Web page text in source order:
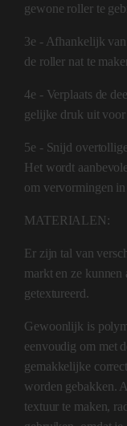
gewone roller te
3e - Afhankelijk
de roller nat te
4e - Verplaats de
gelijke druk uit
5e - Snijd
Het wordt
om vervormingen
MATERIALEN:
Er zijn tal van
markt en ze
getextureerd.
Gewoonlijk is
eenvoudig om met
gemakkelijke
worden gebakken.
textuur te maken,